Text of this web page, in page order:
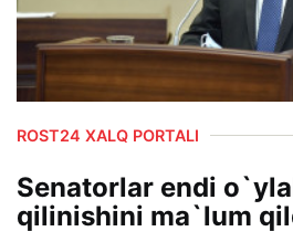
ROST24 XALQ PORTALI
Senatorlar endi
qilinishini ma`lum